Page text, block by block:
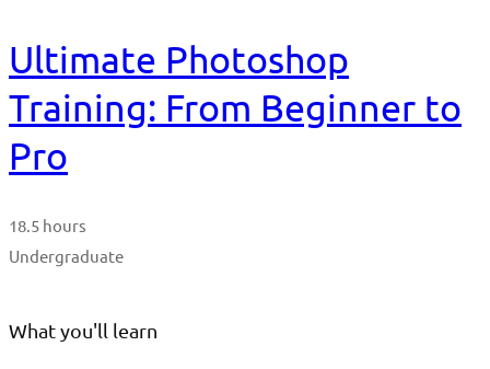
Ultimate Photoshop
Training: From Beginner to
Pro
18.5 hours
Undergraduate
What you'll learn